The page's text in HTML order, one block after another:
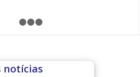
notícias